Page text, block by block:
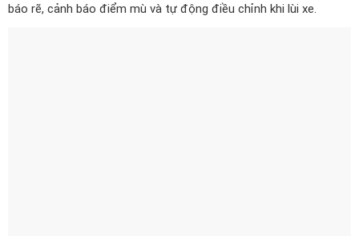
báo rẽ, cảnh báo điểm mù và tự động điều chỉnh khi lùi xe.